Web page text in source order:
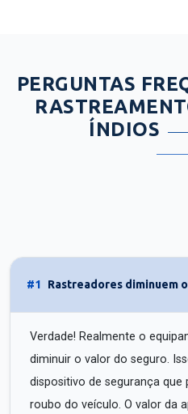
PERGUNTAS
ÍNDIOS
#1 Rastreadores diminuem
Verdade! Realmente o
diminuir o valor do seguro.
dispositivo de segurança
roubo do veículo. O valor da